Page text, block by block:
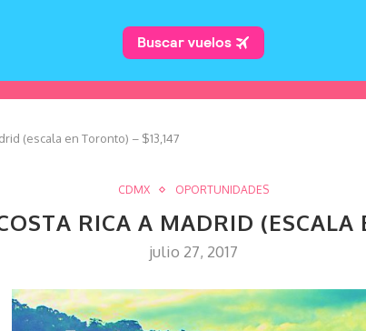
(escala en Toronto) – $13,147
CDMX OPORTUNIDADES
RICA A MADRID
julio 27, 2017